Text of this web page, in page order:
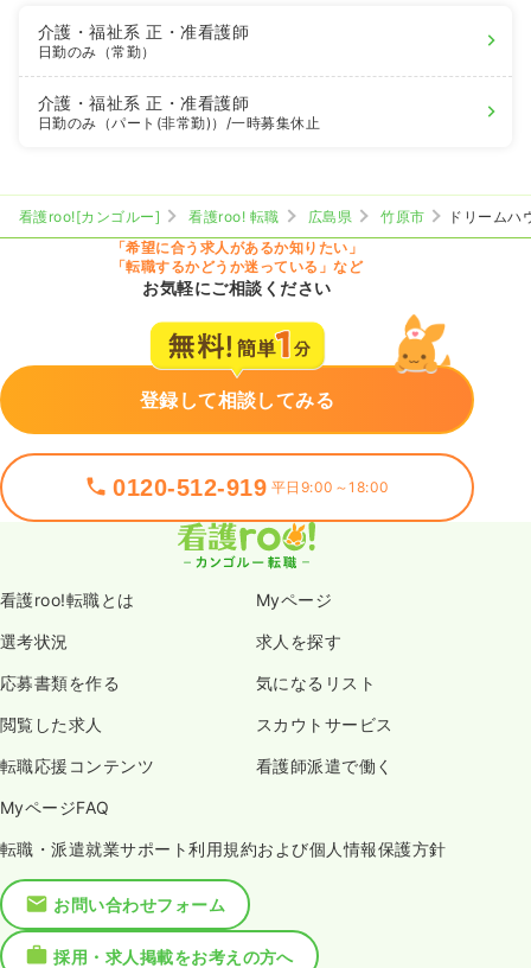
介護・福祉系正・准看護師
日勤のみ（常勤）
介護・福祉系正・准看護師
日勤のみ（パート(非常勤)） /一時募集休止
看護roo![カンゴルー] 看護roo! 転職 広島県 竹原市
ドリームハ
「希望に合う求人があるか知りたい」
「転職するかどうか迷っている」など
お気軽にご相談ください
登録して相談してみる
0120-512-919 平日9:00～18:00
看護roo!転職とは Myページ
選考状況 求人を探す
応募書類を作る 気になるリスト
閲覧した求人 スカウトサービス
転職応援コンテンツ 看護師派遣で働く
MyページFAQ
転職・派遣就業サポート利用規約および個人情報保護方針
お問い合わせフォーム
採用・求人掲載をお考えの方へ